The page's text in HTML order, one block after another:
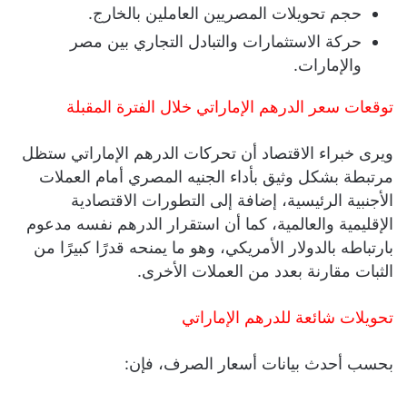
حجم تحويلات المصريين العاملين بالخارج.
حركة الاستثمارات والتبادل التجاري بين مصر
والإمارات.
توقعات سعر الدرهم الإماراتي خلال الفترة المقبلة
ويرى خبراء الاقتصاد أن تحركات الدرهم الإماراتي ستظل
مرتبطة بشكل وثيق بأداء الجنيه المصري أمام العملات
الأجنبية الرئيسية، إضافة إلى التطورات الاقتصادية
الإقليمية والعالمية، كما أن استقرار الدرهم نفسه مدعوم
بارتباطه بالدولار الأمريكي، وهو ما يمنحه قدرًا كبيرًا من
الثبات مقارنة بعدد من العملات الأخرى.
تحويلات شائعة للدرهم الإماراتي
بحسب أحدث بيانات أسعار الصرف، فإن: